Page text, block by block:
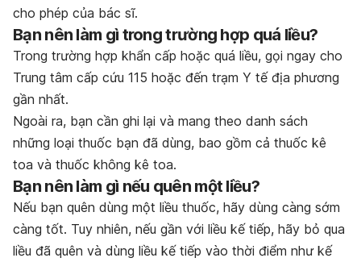
cho phép của bác sĩ.
Bạn nên làm gì trong trường hợp quá liều?
Trong trường hợp khẩn cấp hoặc quá liều, gọi ngay cho
Trung tâm cấp cứu 115 hoặc đến trạm Y tế địa phương
gần nhất.
Ngoài ra, bạn cần ghi lại và mang theo danh sách
những loại thuốc bạn đã dùng, bao gồm cả thuốc kê
toa và thuốc không kê toa.
Bạn nên làm gì nếu quên một liều?
Nếu bạn quên dùng một liều thuốc, hãy dùng càng sớm
càng tốt. Tuy nhiên, nếu gần với liều kế tiếp, hãy bỏ qua
liều đã quên và dùng liều kế tiếp vào thời điểm như kế